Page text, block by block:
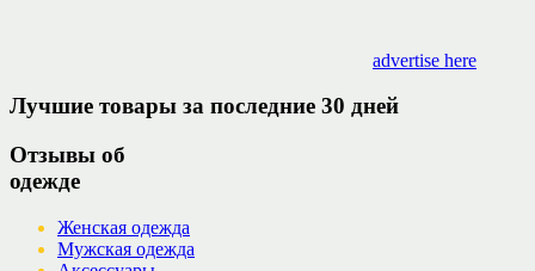
advertise here
Лучшие товары за последние 30 дней
Отзывы об
одежде
Женская одежда
Мужская одежда